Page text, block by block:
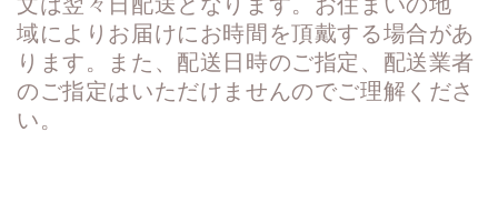
域によりお届けにお時間を頂戴する場合があ
ります。また、配送日時のご指定、配送業者
のご指定はいただけませんのでご理解くださ
い。